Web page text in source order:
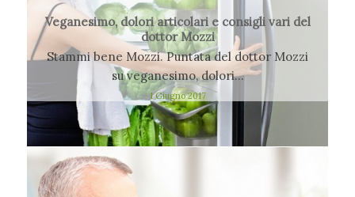
Veganesimo, dolori articolari e consigli vari del
dottor Mozzi
Stammi bene Mozzi. Puntata del dottor Mozzi
su veganesimo, dolori…
1 Giugno 2017